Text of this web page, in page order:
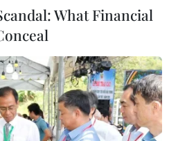
diễn biến trái chiều
What Financial